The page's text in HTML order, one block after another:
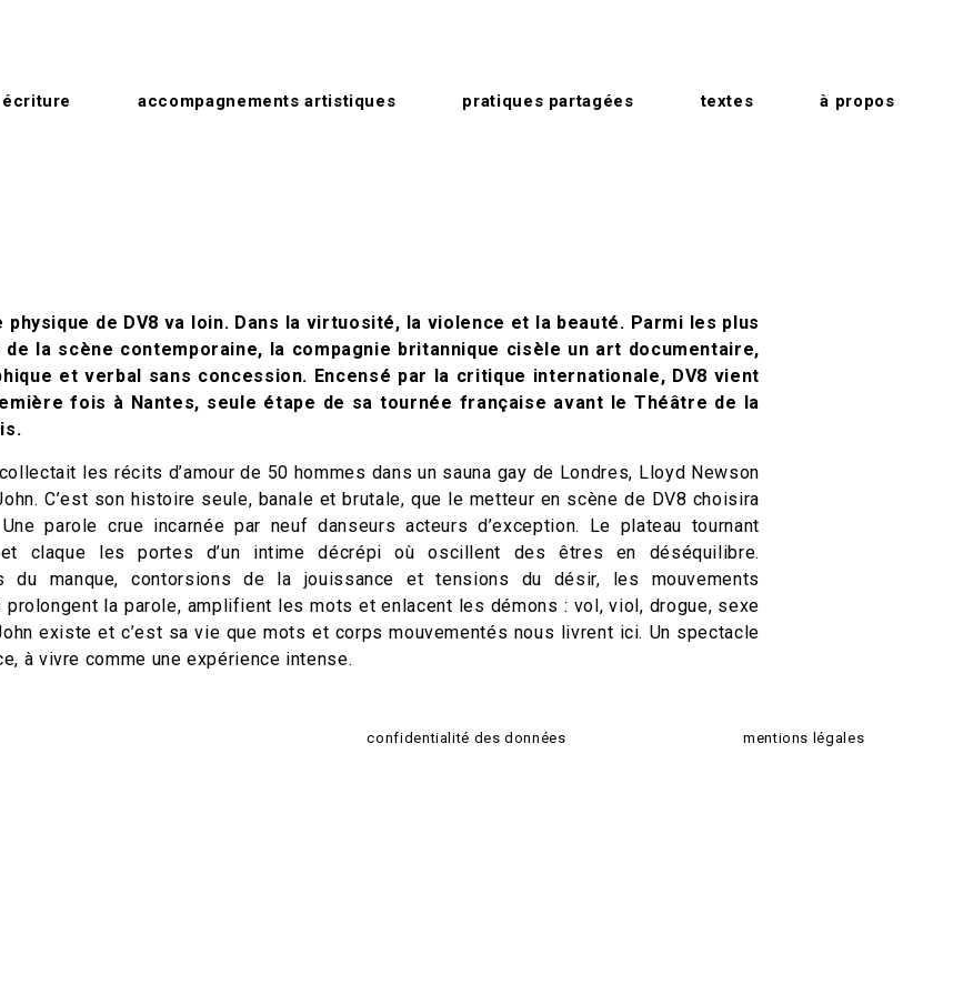
écriture accompagnements artistiques pratiques partagées textes à propos
physique de DV8 va loin. Dans la virtuosité, la violence et la beauté. Parmi les plus
la scène contemporaine, la compagnie britannique cisèle un art documentaire,
et verbal sans concession. Encensé par la critique internationale, DV8 vient
fois à Nantes, seule étape de sa tournée française avant le Théâtre de la
les récits d’amour de 50 hommes dans un sauna gay de Londres, Lloyd Newson
C’est son histoire seule, banale et brutale, que le metteur en scène de DV8 choisira
parole crue incarnée par neuf danseurs acteurs d’exception. Le plateau tournant
et claque les portes d’un intime décrépi où oscillent des êtres en déséquilibre.
du manque, contorsions de la jouissance et tensions du désir, les mouvements
prolongent la parole, amplifient les mots et enlacent les démons : vol, viol, drogue, sexe
existe et c’est sa vie que mots et corps mouvementés nous livrent ici. Un spectacle
à vivre comme une expérience intense.
confidentialité des données mentions légales